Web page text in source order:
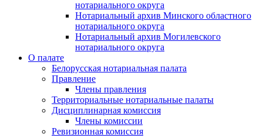
нотариального округа
Нотариальный архив Минского областного
нотариального округа
Нотариальный архив Могилевского
нотариального округа
О палате
Белорусская нотариальная палата
Правление
Члены правления
Территориальные нотариальные палаты
Дисциплинарная комиссия
Члены комиссии
Ревизионная комиссия